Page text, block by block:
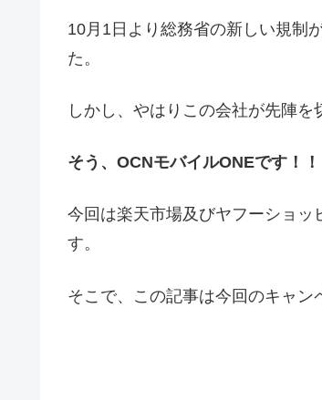
10月1日より総務省の新しい規制
た。
しかし、やはりこの会社が先陣を
そう、OCNモバイルONEです！！
今回は楽天市場及びヤフーショッ
す。
そこで、この記事は今回のキャン